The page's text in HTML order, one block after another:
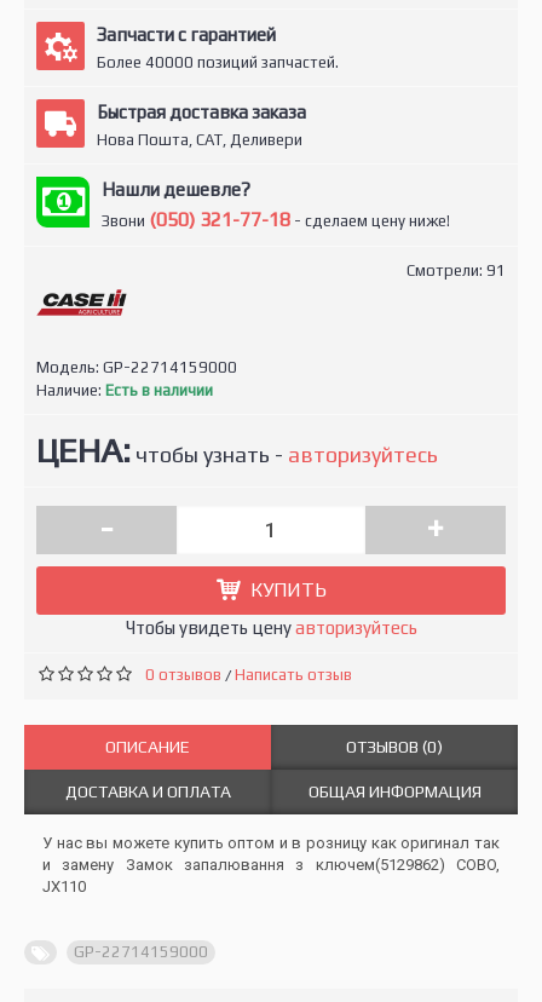
Запчасти с гарантией
Более 40000 позиций запчастей.
Быстрая доставка заказа
Нова Пошта, САТ, Деливери
Нашли дешевле?
Звони (050) 321-77-18 - сделаем цену ниже!
Смотрели: 91
Модель: GP-22714159000
Наличие: Есть в наличии
ЦЕНА: чтобы узнать - авторизуйтесь
- +
КУПИТЬ
Чтобы увидеть ценуавторизуйтесь
0 отзывов /Написать отзыв
ОПИСАНИЕ ОТЗЫВОВ (0)
ДОСТАВКА И ОПЛАТА ОБЩАЯ ИНФОРМАЦИЯ
У нас вы можете купить оптом и в розницу как оригинал так
и замену Замок запалювання з ключем(5129862) COBO,
JX110
GP-22714159000